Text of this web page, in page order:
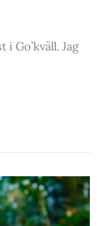
Go’kväll. Jag